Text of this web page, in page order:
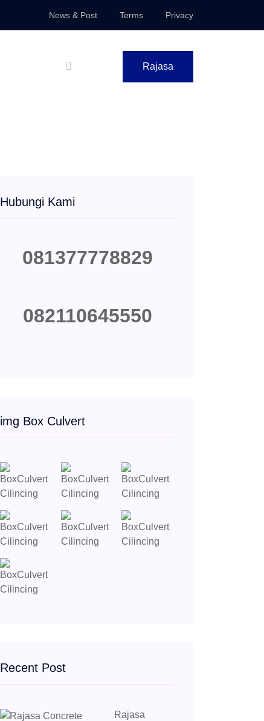
News & Post Terms Privacy
Rajasa
Hubungi Kami
081377778829
082110645550
img Box Culvert
Recent Post
Rajasa